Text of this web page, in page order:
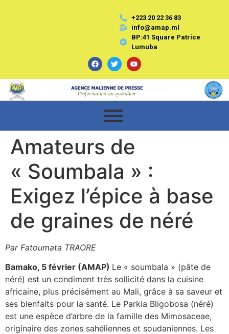
+223 20 22 36 83
info@amap.ml
BP:41 Square Patrice
Lumuba
Amateurs de
« Soumbala » :
Exigez l’épice à base
de graines de néré
Par Fatoumata TRAORE
Bamako, 5 février (AMAP) Le « soumbala » (pâte de
néré) est un condiment très sollicité dans la cuisine
africaine, plus précisément au Mali, grâce à sa saveur et
ses bienfaits pour la santé. Le Parkia Bligobosa (néré)
est une espèce d’arbre de la famille des Mimosaceae,
originaire des zones sahéliennes et soudaniennes. Les